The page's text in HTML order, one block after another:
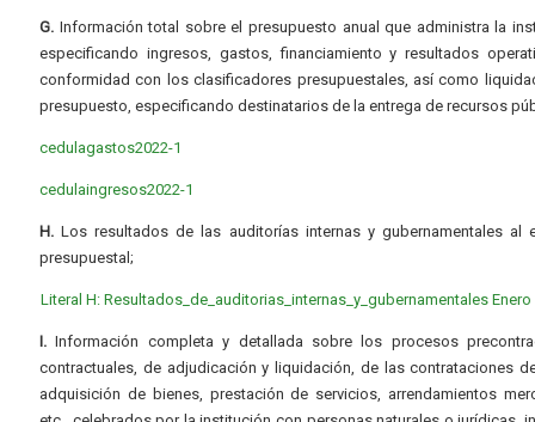
G. Información total sobre el presupuesto anual que administra la
especificando ingresos, gastos, financiamiento y resultados
conformidad con los clasificadores presupuestales, así como
presupuesto, especificando destinatarios de la entrega de recursos
cedulagastos2022-1
cedulaingresos2022-1
H. Los resultados de las auditorías internas y gubernamentales al
presupuestal;
Literal H: Resultados_de_auditorias_internas_y_gubernamentales Enero
I. Información completa y detallada sobre los procesos
contractuales, de adjudicación y liquidación, de las contrataciones
adquisición de bienes, prestación de servicios, arrendamientos